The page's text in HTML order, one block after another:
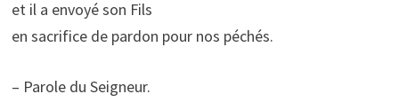
et il a envoyé son Fils
en sacrifice de pardon pour nos péchés.
– Parole du Seigneur.